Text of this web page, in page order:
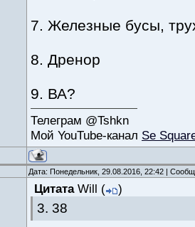
7. Железные бусы,
8. Дренор
9. ВА?
Телеграм @Tshkn
Мой YouTube-канал Se
Дата: Понедельник, 29.08.2016, 22:42 |
Цитата Will ( )
3. 38